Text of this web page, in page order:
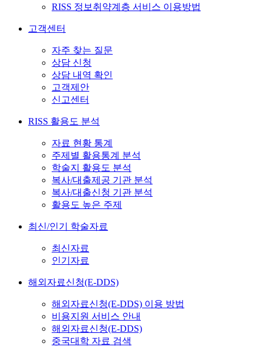
RISS 정보취약계층 서비스 이용방법
고객센터
자주 찾는 질문
상담 신청
상담 내역 확인
고객제안
신고센터
RISS 활용도 분석
자료 현황 통계
주제별 활용통계 분석
학술지 활용도 분석
복사/대출제공 기관 분석
복사/대출신청 기관 분석
활용도 높은 주제
최신/인기 학술자료
최신자료
인기자료
해외자료신청(E-DDS)
해외자료신청(E-DDS) 이용 방법
비용지원 서비스 안내
해외자료신청(E-DDS)
중국대학 자료 검색